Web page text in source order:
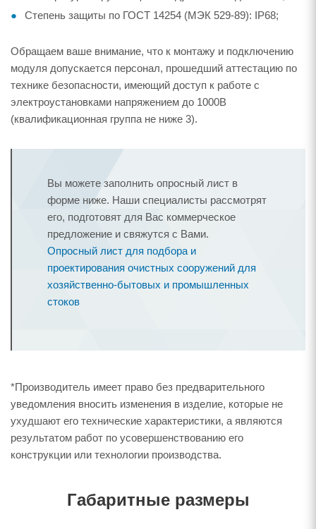
Степень защиты по ГОСТ 14254 (МЭК 529-89): IP68;
Обращаем ваше внимание, что к монтажу и подключению
модуля допускается персонал, прошедший аттестацию по
технике безопасности, имеющий доступ к работе с
электроустановками напряжением до 1000В
(квалификационная группа не ниже 3).
Вы можете заполнить опросный лист в
форме ниже. Наши специалисты рассмотрят
его, подготовят для Вас коммерческое
предложение и свяжутся с Вами.
Опросный лист для подбора и
проектирования очистных сооружений для
хозяйственно-бытовых и промышленных
стоков
*Производитель имеет право без предварительного
уведомления вносить изменения в изделие, которые не
ухудшают его технические характеристики, а являются
результатом работ по усовершенствованию его
конструкции или технологии производства.
Габаритные размеры